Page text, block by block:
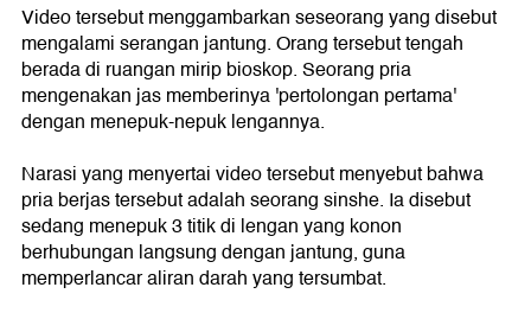
Video tersebut menggambarkan seseorang yang disebut
mengalami serangan jantung. Orang tersebut tengah
berada di ruangan mirip bioskop. Seorang pria
mengenakan jas memberinya 'pertolongan pertama'
dengan menepuk-nepuk lengannya.
Narasi yang menyertai video tersebut menyebut bahwa
pria berjas tersebut adalah seorang sinshe. Ia disebut
sedang menepuk 3 titik di lengan yang konon
berhubungan langsung dengan jantung, guna
memperlancar aliran darah yang tersumbat.